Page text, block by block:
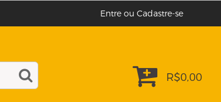
Entre ou Cadastre-se
R$0,00